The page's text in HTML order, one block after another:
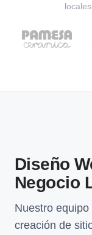
Diseño
Negocio
Nuestro
creación de